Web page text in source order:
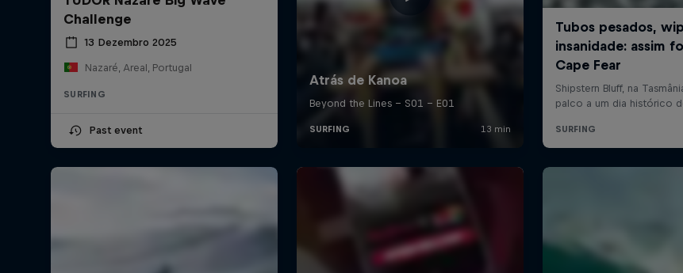
Challenge
13 Dezembro 2025
Nazaré, Areal, Portugal
SURFING
Past event